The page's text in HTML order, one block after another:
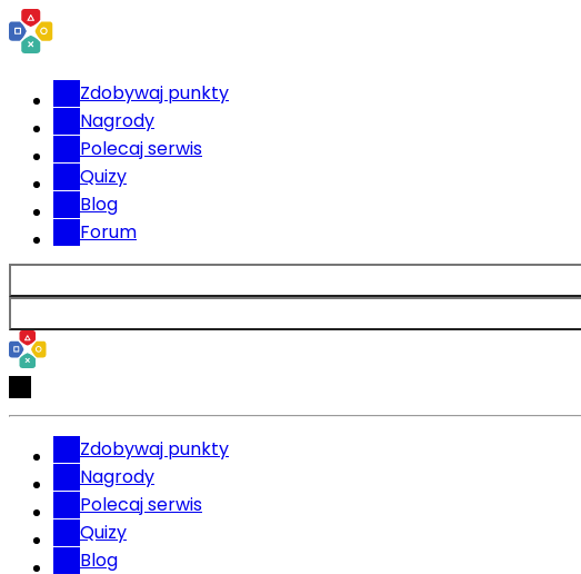
Zdobywaj punkty
Nagrody
Polecaj serwis
Quizy
Blog
Forum
Zdobywaj punkty
Nagrody
Polecaj serwis
Quizy
Blog